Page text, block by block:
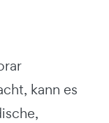
kann es